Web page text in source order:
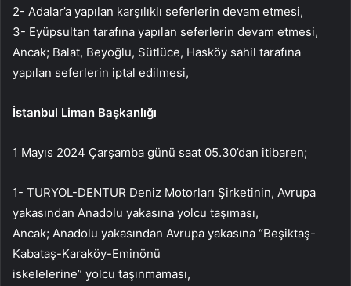
2- Adalar’a yapılan karşılıklı seferlerin devam etmesi,
3- Eyüpsultan tarafına yapılan seferlerin devam etmesi,
Ancak; Balat, Beyoğlu, Sütlüce, Hasköy sahil tarafına
yapılan seferlerin iptal edilmesi,
İstanbul Liman Başkanlığı
1 Mayıs 2024 Çarşamba günü saat 05.30’dan itibaren;
1- TURYOL-DENTUR Deniz Motorları Şirketinin, Avrupa
yakasından Anadolu yakasına yolcu taşıması,
Ancak; Anadolu yakasından Avrupa yakasına “Beşiktaş-
Kabataş-Karaköy-Eminönü
iskelelerine” yolcu taşınmaması,